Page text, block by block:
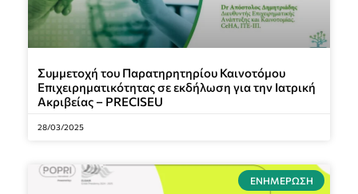
Συμμετοχή του Παρατηρητηρίου Καινοτόμου
Επιχειρηματικότητας σε εκδήλωση για την Ιατρική
Ακριβείας – PRECISEU
28/03/2025
ΕΝΗΜΈΡΩΣΗ